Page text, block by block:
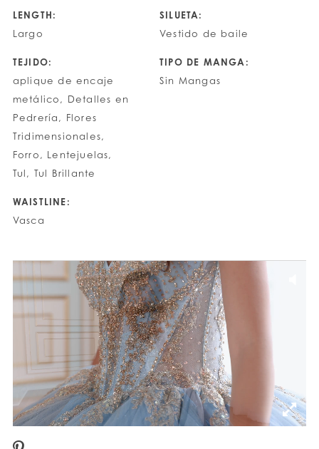
LENGTH:
Largo
SILUETA:
Vestido de baile
TEJIDO:
aplique de encaje
metálico, Detalles en
Pedrería, Flores
Tridimensionales,
Forro, Lentejuelas,
Tul, Tul Brillante
TIPO DE MANGA:
Sin Mangas
WAISTLINE:
Vasca
PAUSE AUTOPLAY
PREVIOUS SLIDE
NEXT SLIDE
0